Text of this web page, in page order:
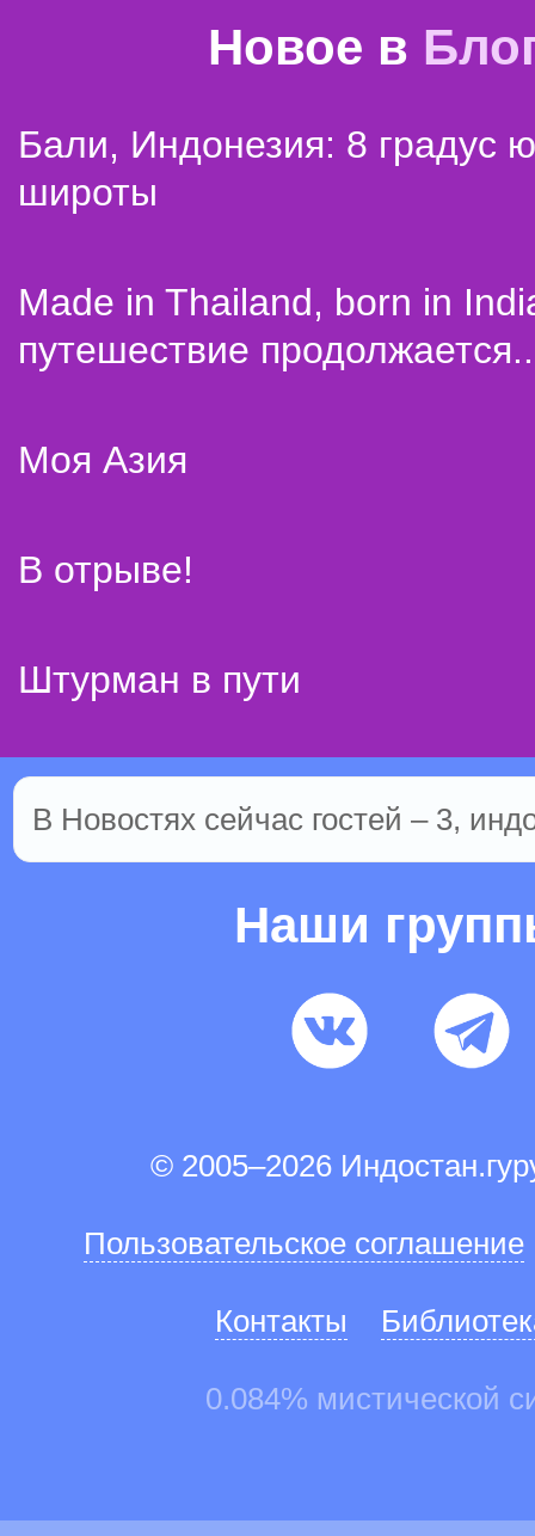
Новое в
Бали, Индонезия: 8 градус
широты
Made in Thailand, born in
путешествие
Моя Азия
В отрыве!
Штурман в пути
В Новостях сейчас гостей – 3,
Наши
© 2005–2026
Пользовательское соглашение
Контакты
0.084% мистической